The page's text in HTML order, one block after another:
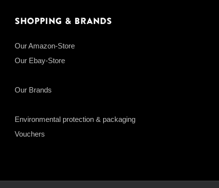
Shopping & Brands
Our Amazon-Store
Our Ebay-Store
Our Brands
Environmental protection & packaging
Vouchers